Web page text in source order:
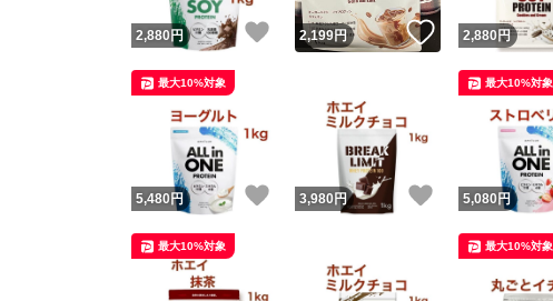
2,880 円 いいね！
2,199円 いいね！
2,880 円
5,480 円 いいね！
最大10%対象
3,980 円 いいね！
5,080 円
最大10%対象
最大10%対象 最大10%対象